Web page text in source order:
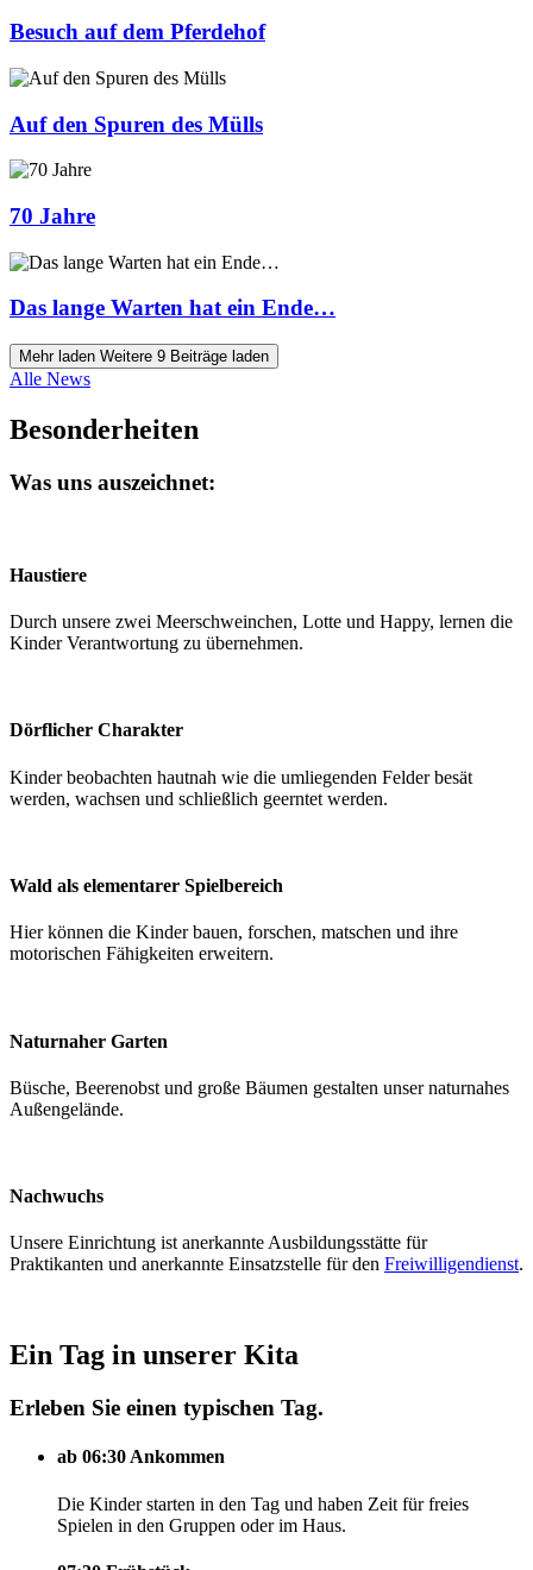
Besuch auf dem Pferdehof
Auf den Spuren des Mülls
70 Jahre
Das lange Warten hat ein Ende…
Mehr laden Weitere 9 Beiträge laden
Alle News
Besonderheiten
Was uns auszeichnet:
Haustiere
Durch unsere zwei Meerschweinchen, Lotte und Happy, lernen die
Kinder Verantwortung zu übernehmen.
Dörflicher Charakter
Kinder beobachten hautnah wie die umliegenden Felder besät
werden, wachsen und schließlich geerntet werden.
Wald als elementarer Spielbereich
Hier können die Kinder bauen, forschen, matschen und ihre
motorischen Fähigkeiten erweitern.
Naturnaher Garten
Büsche, Beerenobst und große Bäumen gestalten unser naturnahes
Außengelände.
Nachwuchs
Unsere Einrichtung ist anerkannte Ausbildungsstätte für
Praktikanten und anerkannte Einsatzstelle für den Freiwilligendienst.
Ein Tag in unserer Kita
Erleben Sie einen typischen Tag.
ab 06:30 Ankommen
Die Kinder starten in den Tag und haben Zeit für freies
Spielen in den Gruppen oder im Haus.